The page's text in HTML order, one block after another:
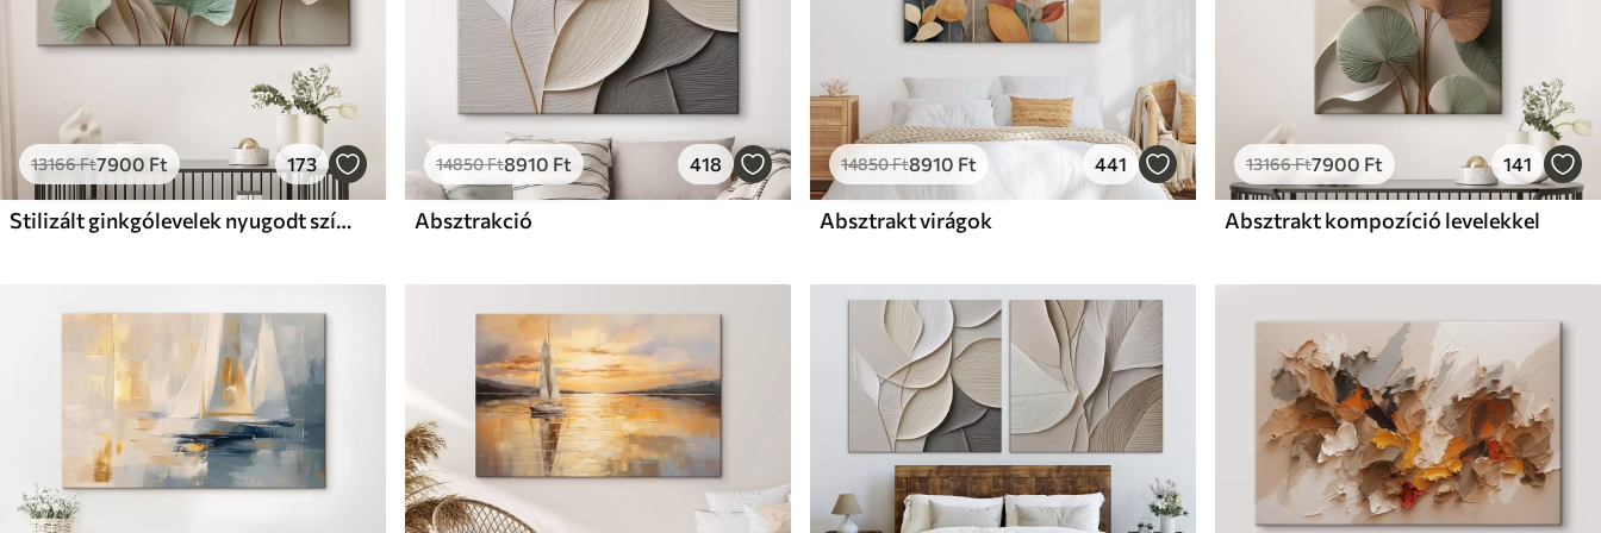
13166Ft7900 Ft 173
Stilizált ginkgólevelek nyugodt színekben
14850Ft8910 Ft 418
Absztrakció
14850Ft8910 Ft 441
Absztrakt virágok
13166Ft7900 Ft 141
Absztrakt kompozíció levelekkel